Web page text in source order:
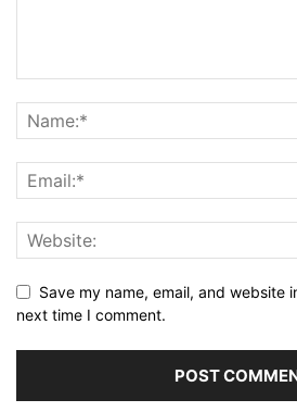
Save my name, email, and website
next time I comment.